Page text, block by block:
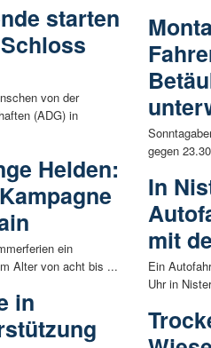
starten
von der
(ADG) in
Helden:
ein
Alter von acht bis ...
in
gegen
In
mit
Ein
Uhr in